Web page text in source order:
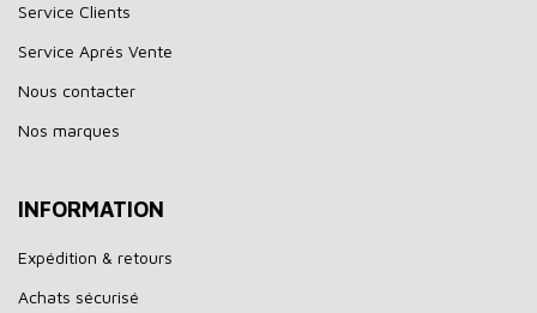
Service Clients
Service Aprés Vente
Nous contacter
Nos marques
INFORMATION
Expédition & retours
Achats sécurisé